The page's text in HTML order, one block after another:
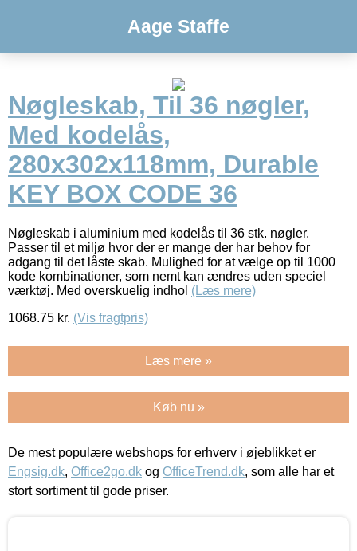
Aage Staffe
Nøgleskab, Til 36 nøgler,
Med kodelås,
280x302x118mm, Durable
KEY BOX CODE 36
Nøgleskab i aluminium med kodelås til 36 stk. nøgler.
Passer til et miljø hvor der er mange der har behov for
adgang til det låste skab. Mulighed for at vælge op til 1000
kode kombinationer, som nemt kan ændres uden speciel
værktøj. Med overskuelig indhol (Læs mere)
1068.75 kr. (Vis fragtpris)
Læs mere »
Køb nu »
De mest populære webshops for erhverv i øjeblikket er
Engsig.dk, Office2go.dk og OfficeTrend.dk, som alle har et
stort sortiment til gode priser.